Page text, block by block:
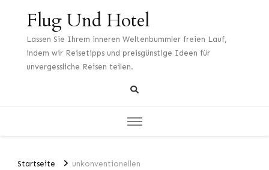
Flug Und Hotel
Lassen Sie Ihrem inneren Weltenbummler freien Lauf,
indem wir Reisetipps und preisgünstige Ideen für
unvergessliche Reisen teilen.
Startseite unkonventionellen